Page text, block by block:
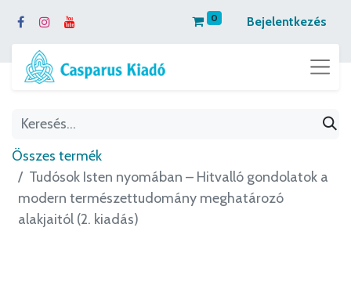
0 Bejelentkezés
Összes termék
Tudósok Isten nyomában – Hitvalló gondolatok a
modern természettudomány meghatározó
alakjaitól (2. kiadás)